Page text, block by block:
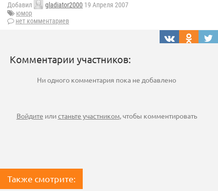
Добавил gladiator2000 19 Апреля 2007
юмор
нет комментариев
Комментарии участников:
Ни одного комментария пока не добавлено
Войдите илистаньте участником, чтобы комментировать
Также смотрите: